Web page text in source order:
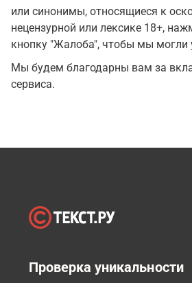
или синонимы, относящиеся к
нецензурной или лексике 18+,
кнопку "Жалоба", чтобы мы могли
Мы будем благодарны вам за
сервиса.
Проверка уникальности